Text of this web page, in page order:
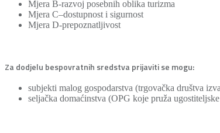
Mjera B-razvoj posebnih oblika turizma
Mjera C–dostupnost i sigurnost
Mjera D-prepoznatljivost
Za dodjelu bespovratnih sredstva prijaviti se mogu:
subjekti malog gospodarstva (trgovačka društva
seljačka domaćinstva (OPG koje pruža